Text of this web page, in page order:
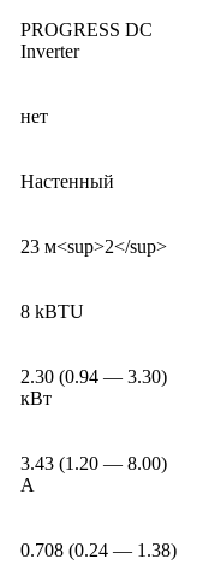
PROGRESS DC
Inverter
нет
Настенный
23 м<sup>2</sup>
8 kBTU
2.30 (0.94 — 3.30)
кВт
3.43 (1.20 — 8.00)
А
0.708 (0.24 — 1.38)